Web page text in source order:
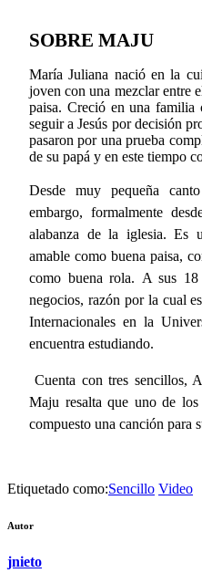
SOBRE MAJU
María Juliana nació en la
joven con una mezclar entre
paisa. Creció en una familia
seguir a Jesús por decisión
pasaron por una prueba
de su papá y en este tiempo
Desde muy pequeña
embargo, formalmente
alabanza de la iglesia. Es
amable como buena paisa,
como buena rola. A sus
negocios, razón por la cual
Internacionales en la
encuentra estudiando.
Cuenta con tres sencillos,
Maju resalta que uno de
compuesto una canción para
Etiquetado como:Sencillo Video
Autor
jnieto